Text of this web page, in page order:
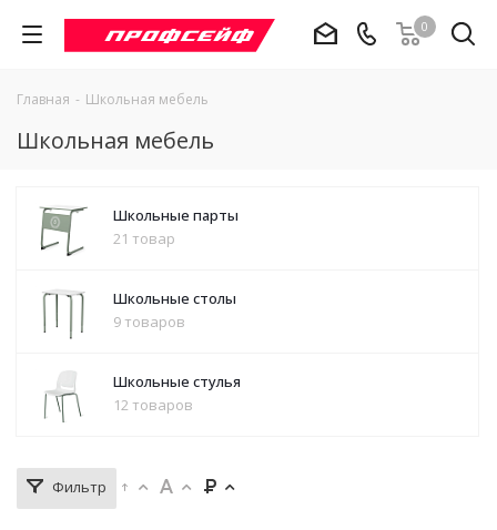
0
Главная - Школьная мебель
Школьная мебель
Школьные парты
21 товар
Школьные столы
9 товаров
Школьные стулья
12 товаров
Фильтр